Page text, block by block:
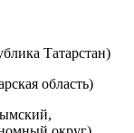
Татарстан)
область)